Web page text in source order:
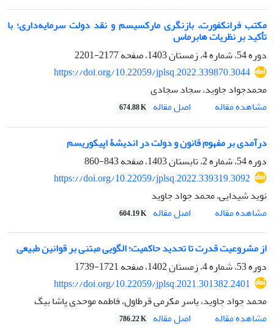
مکتب فرانکفورت، بازنگری مارکسیسم و نقد دولت سرمایه‌داری؛ با
تأکید بر نظریات هابرماس
دوره 54، شماره 4، زمستان 1403، صفحه
2177-2201
https://doi.org/10.22059/jplsq.2022.339870.3044
محمدجواد جاوید، سجاد سجادی
مشاهده مقاله
اصل مقاله 674.88 K
درآمدی بر مفهوم قانون و دولت در اندیشۀ اپیکوریسم
دوره 54، شماره 2، تابستان 1403، صفحه
843-860
https://doi.org/10.22059/jplsq.2022.339319.3092
نوید شیدایی، محمد جواد جاوید
مشاهده مقاله
اصل مقاله 604.19 K
از مشروعیت قدرت تا تحدید حاکمیت؛ الگویی مبتنی بر قوانین طبیعی
دوره 53، شماره 4، زمستان 1402، صفحه
1721-1739
https://doi.org/10.22059/jplsq.2021.301382.2401
محمد جواد جاوید، یاسر مکرمی قرطاول، فاطمه موحدی پاشا بیگ
مشاهده مقاله
اصل مقاله 786.22 K